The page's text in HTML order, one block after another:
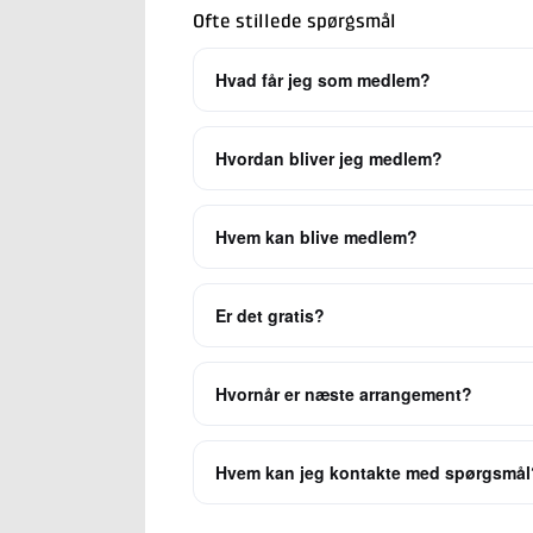
Ofte stillede spørgsmål
Hvad får jeg som medlem?
Hvordan bliver jeg medlem?
Hvem kan blive medlem?
Er det gratis?
Hvornår er næste arrangement?
Hvem kan jeg kontakte med